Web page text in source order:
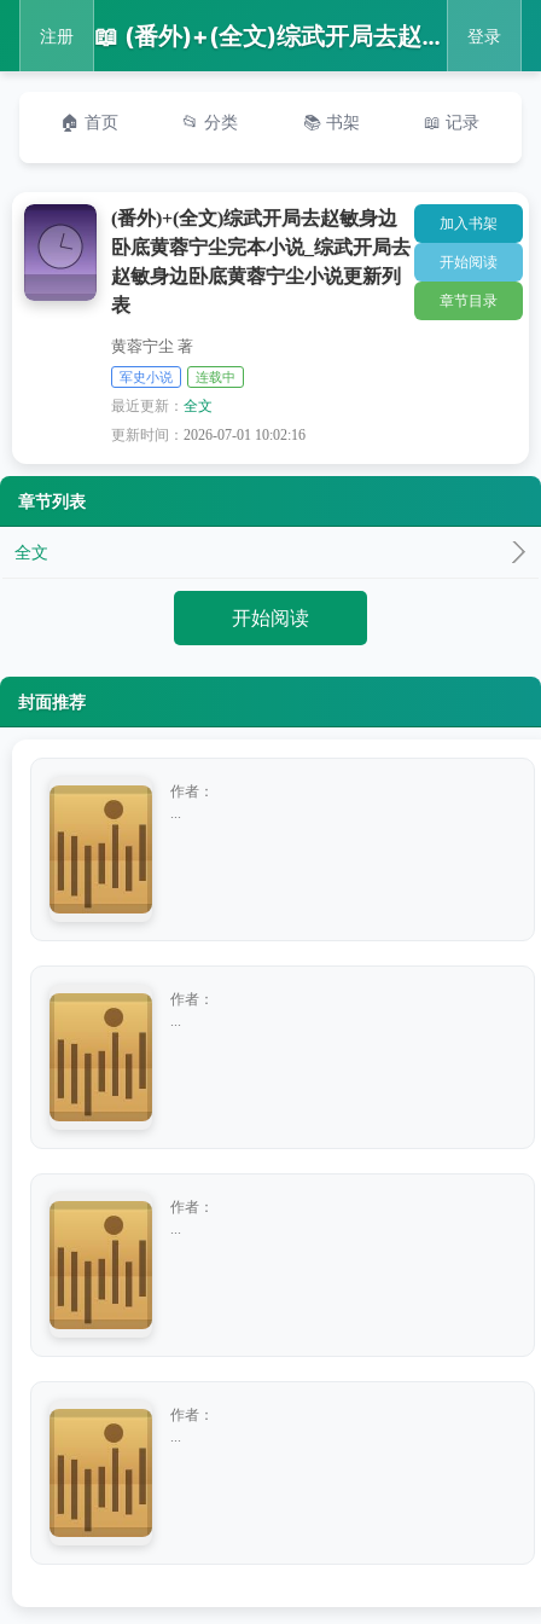
注册 📖 (番外)+(全文)综武开局去赵敏身边卧底黄蓉宁尘完本小说_综武开局去赵敏身边卧底黄蓉宁尘小说更新列表 登录
🏠 首页 📂 分类 📚 书架 📖 记录
(番外)+(全文)综武开局去赵敏身边
卧底黄蓉宁尘完本小说_综武开局去
赵敏身边卧底黄蓉宁尘小说更新列
表
黄蓉宁尘 著
军史小说 连载中
最近更新：全文
更新时间：2026-07-01 10:02:16
加入书架
开始阅读
章节目录
章节列表
全文
开始阅读
封面推荐
作者：
作者：
作者：
作者：